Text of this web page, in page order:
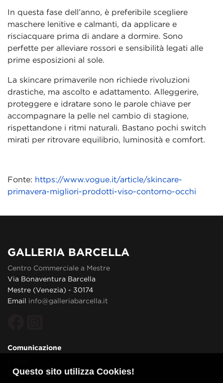
Questo sito utilizza Cookies!
In questa fase dell’anno, è preferibile scegliere
maschere lenitive e calmanti, da applicare e
risciacquare prima di andare a dormire. Sono
perfette per alleviare rossori e sensibilità legati alle
prime esposizioni al sole.
La skincare primaverile non richiede rivoluzioni
drastiche, ma ascolto e adattamento. Alleggerire,
proteggere e idratare sono le parole chiave per
accompagnare la pelle nel cambio di stagione,
rispettandone i ritmi naturali. Bastano pochi switch
mirati per ritrovare equilibrio, luminosità e comfort.
Fonte: https://www.vogue.it/article/skincare-
primavera-migliori-prodotti-viso-contorno-occhi
GALLERIA BARCELLA
Centro Commerciale a Mestre
Via Bonaventura Barcella
Mestre (Venezia) - 30174
Email info@galleriabarcella.it
Comunicazione
News ed Eventi